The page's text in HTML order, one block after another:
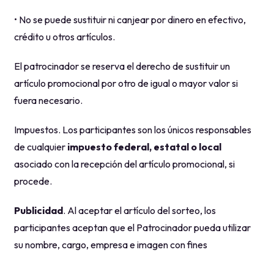
• No se puede sustituir ni canjear por dinero en efectivo,
crédito u otros artículos.
El patrocinador se reserva el derecho de sustituir un
artículo promocional por otro de igual o mayor valor si
fuera necesario.
Impuestos. Los participantes son los únicos responsables
de cualquierimpuesto federal, estatal o local
asociado con la recepción del artículo promocional, si
procede.
Publicidad. Al aceptar el artículo del sorteo, los
participantes aceptan que el Patrocinador pueda utilizar
su nombre, cargo, empresa e imagen con fines